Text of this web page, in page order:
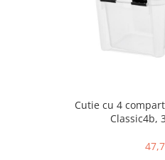
Cutie cu 4
Classic4b,